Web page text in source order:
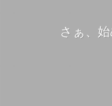
さぁ、